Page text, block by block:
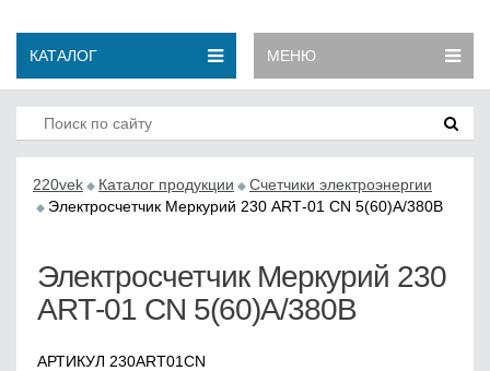
КАТАЛОГ МЕНЮ
220vek Каталог продукции
Счетчики электроэнергии
Электросчетчик Меркурий 230 АRТ-01 CN 5(60)А/380В
Электросчетчик Меркурий 230
АRТ-01 CN 5(60)А/380В
АРТИКУЛ 230ART01CN